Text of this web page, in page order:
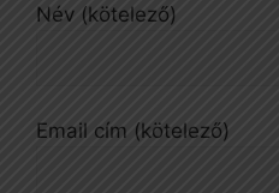
Név (kötelező)
Email cím (kötelező)